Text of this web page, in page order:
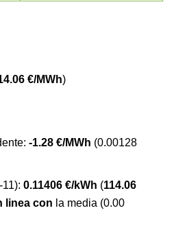
€/MWh)
-1.28 €/MWh (0.00128
0.11406 €/kWh (114.06
linea con la media (0.00